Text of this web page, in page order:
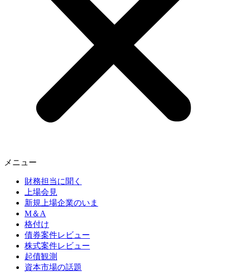
メニュー
財務担当に聞く
上場会見
新規上場企業のいま
M＆A
格付け
債券案件レビュー
株式案件レビュー
起債観測
資本市場の話題